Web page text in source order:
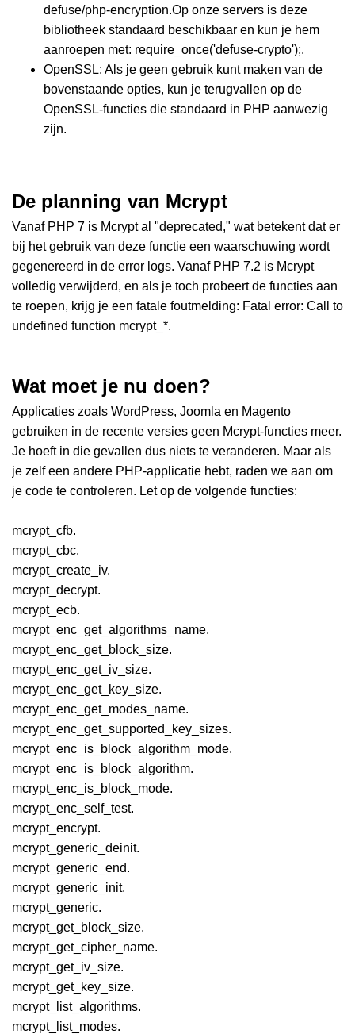
defuse/php-encryption.Op onze servers is deze
bibliotheek standaard beschikbaar en kun je hem
aanroepen met: require_once('defuse-crypto');.
OpenSSL: Als je geen gebruik kunt maken van de
bovenstaande opties, kun je terugvallen op de
OpenSSL-functies die standaard in PHP aanwezig
zijn.
De planning van Mcrypt
Vanaf PHP 7 is Mcrypt al "deprecated," wat betekent dat er
bij het gebruik van deze functie een waarschuwing wordt
gegenereerd in de error logs. Vanaf PHP 7.2 is Mcrypt
volledig verwijderd, en als je toch probeert de functies aan
te roepen, krijg je een fatale foutmelding: Fatal error: Call to
undefined function mcrypt_*.
Wat moet je nu doen?
Applicaties zoals WordPress, Joomla en Magento
gebruiken in de recente versies geen Mcrypt-functies meer.
Je hoeft in die gevallen dus niets te veranderen. Maar als
je zelf een andere PHP-applicatie hebt, raden we aan om
je code te controleren. Let op de volgende functies:
mcrypt_cfb.
mcrypt_cbc.
mcrypt_create_iv.
mcrypt_decrypt.
mcrypt_ecb.
mcrypt_enc_get_algorithms_name.
mcrypt_enc_get_block_size.
mcrypt_enc_get_iv_size.
mcrypt_enc_get_key_size.
mcrypt_enc_get_modes_name.
mcrypt_enc_get_supported_key_sizes.
mcrypt_enc_is_block_algorithm_mode.
mcrypt_enc_is_block_algorithm.
mcrypt_enc_is_block_mode.
mcrypt_enc_self_test.
mcrypt_encrypt.
mcrypt_generic_deinit.
mcrypt_generic_end.
mcrypt_generic_init.
mcrypt_generic.
mcrypt_get_block_size.
mcrypt_get_cipher_name.
mcrypt_get_iv_size.
mcrypt_get_key_size.
mcrypt_list_algorithms.
mcrypt_list_modes.